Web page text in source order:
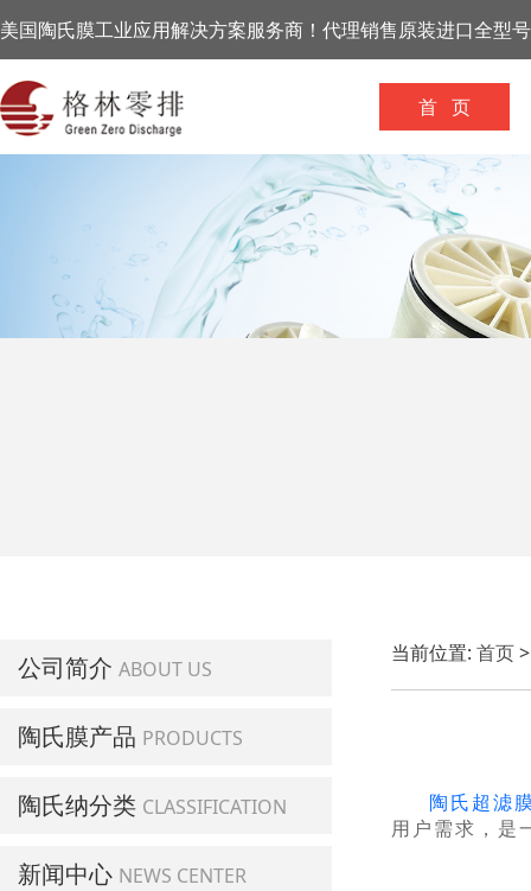
美国陶氏膜工业应用解决方案服务商！代理销售原装进口全型
首 页
公司简介 ABOUT US
陶氏膜产品 PRODUCTS
陶氏纳分类 CLASSIFICATION
新闻中心 NEWS CENTER
当前位置: 首页
陶氏超滤
用户需求，是